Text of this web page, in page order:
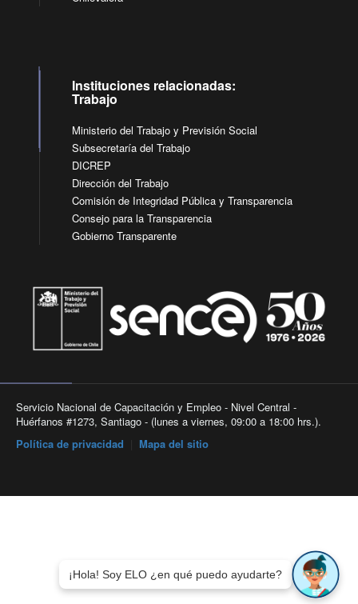
Instituciones relacionadas:
Trabajo
Ministerio del Trabajo y Previsión Social
Subsecretaría del Trabajo
DICREP
Dirección del Trabajo
Comisión de Integridad Pública y Transparencia
Consejo para la Transparencia
Gobierno Transparente
Servicio Nacional de Capacitación y Empleo - Nivel Central -
Huérfanos #1273, Santiago - (lunes a viernes, 09:00 a 18:00 hrs.).
Política de privacidad
Mapa del sitio
¡Hola! Soy ELO ¿en qué puedo ayudarte?